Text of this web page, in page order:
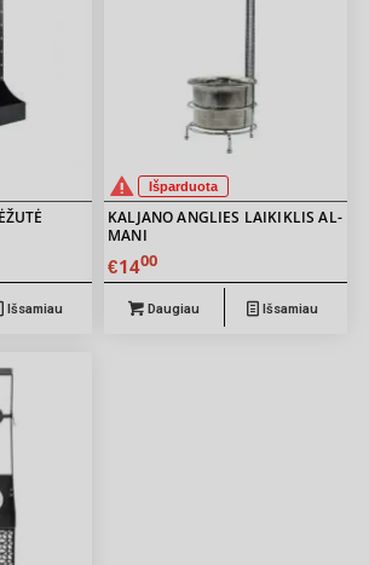
Išsamiau
Išparduota
KALJANO ANGLIES LAIKIKLIS AL-
MANI
€1400
Daugiau Išsamiau